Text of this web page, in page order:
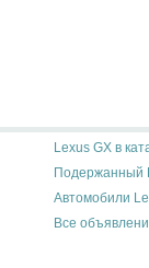
Lexus GX в
Подержанный
Автомобили
Все